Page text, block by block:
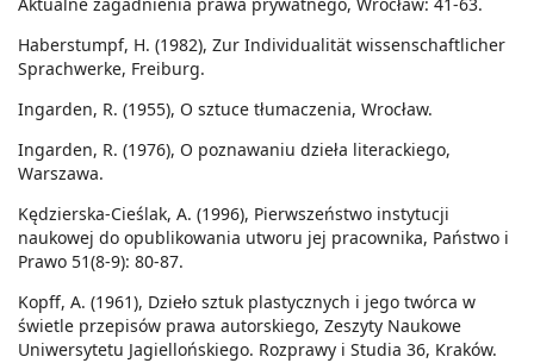
Aktualne zagadnienia prawa prywatnego, Wrocław: 41-63.
Haberstumpf, H. (1982), Zur Individualität wissenschaftlicher
Sprachwerke, Freiburg.
Ingarden, R. (1955), O sztuce tłumaczenia, Wrocław.
Ingarden, R. (1976), O poznawaniu dzieła literackiego,
Warszawa.
Kędzierska-Cieślak, A. (1996), Pierwszeństwo instytucji
naukowej do opublikowania utworu jej pracownika, Państwo i
Prawo 51(8-9): 80-87.
Kopff, A. (1961), Dzieło sztuk plastycznych i jego twórca w
świetle przepisów prawa autorskiego, Zeszyty Naukowe
Uniwersytetu Jagiellońskiego. Rozprawy i Studia 36, Kraków.